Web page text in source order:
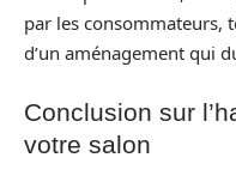
par les consommateurs,
d’un aménagement qui
Conclusion sur
votre salon